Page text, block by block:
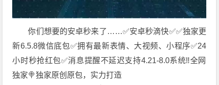
你们想要的安卓秒来了……✅安卓秒滴快✅✅独家更
新6.5.8微信底包✅拥有最新​表情、大视频、小程序✅24
小时秒抢红包✅消息提醒不延迟支持4.21-8.0系统‼️全网
独家🍭独家原创原包，实力打造